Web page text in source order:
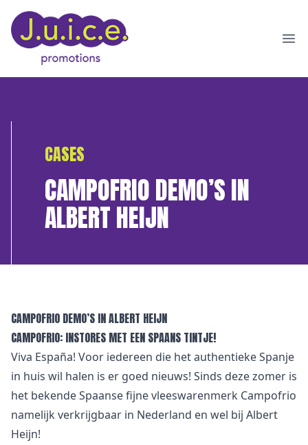
CASES
CAMPOFRIO DEMO’S IN
ALBERT HEIJN
CAMPOFRIO DEMO’S IN ALBERT HEIJN
CAMPOFRIO: INSTORES MET EEN SPAANS TINTJE!
Viva España! Voor iedereen die het authentieke Spanje
in huis wil halen is er goed nieuws! Sinds deze zomer is
het bekende Spaanse fijne vleeswarenmerk Campofrio
namelijk verkrijgbaar in Nederland en wel bij Albert
Heijn!